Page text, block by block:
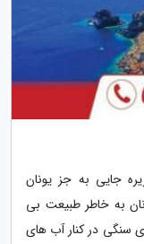
آثار باستانی دنیا و 6000 جزیره جایی به جز یونان
به خاطر طبیعت بی
در کنار آب های